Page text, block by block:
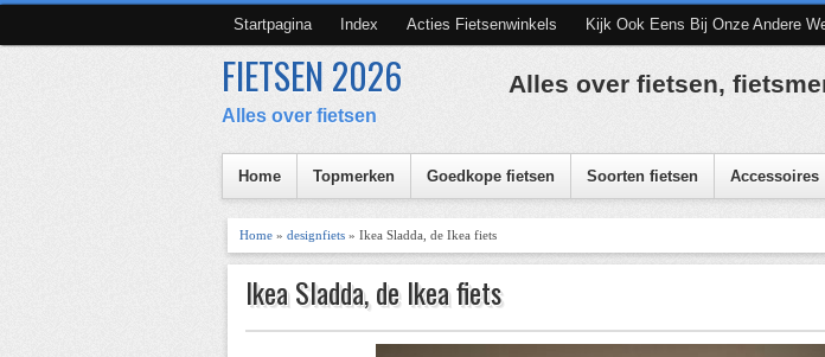
Startpagina Index Acties Fietsenwinkels Kijk Ook Eens Bij Onze Andere
FIETSEN 2026
Alles over fietsen
Alles over fietsen,
Home Topmerken Goedkope fietsen Soorten fietsen Accessoires
Home » designfiets » Ikea Sladda, de Ikea fiets
Ikea Sladda, de Ikea fiets